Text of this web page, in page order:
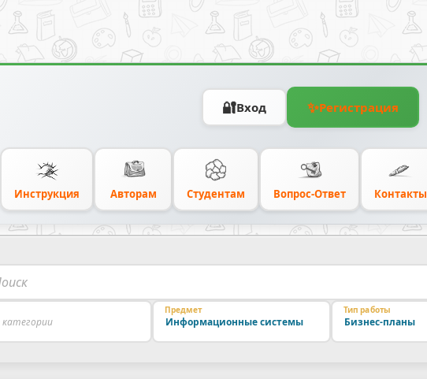
🔐Вход ✨Регистрация
Инструкция Авторам Студентам Вопрос-Ответ Контакты
Предмет Тип работы